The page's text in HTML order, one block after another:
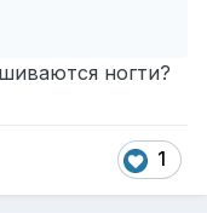
,а просто
ногти?
1